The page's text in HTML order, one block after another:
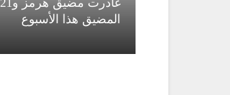
المضيق هذا الأسبوع